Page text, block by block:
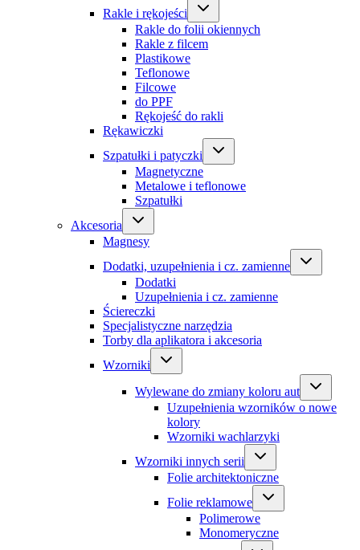
Rakle i rękojeści
Rakle do folii okiennych
Rakle z filcem
Plastikowe
Teflonowe
Filcowe
do PPF
Rękojeść do rakli
Rękawiczki
Szpatułki i patyczki
Magnetyczne
Metalowe i teflonowe
Szpatułki
Akcesoria
Magnesy
Dodatki, uzupełnienia i cz. zamienne
Dodatki
Uzupełnienia i cz. zamienne
Ściereczki
Specjalistyczne narzędzia
Torby dla aplikatora i akcesoria
Wzorniki
Wylewane do zmiany koloru aut
Uzupełnienia wzorników o nowe
kolory
Wzorniki wachlarzyki
Wzorniki innych serii
Folie architektoniczne
Folie reklamowe
Polimerowe
Monomeryczne